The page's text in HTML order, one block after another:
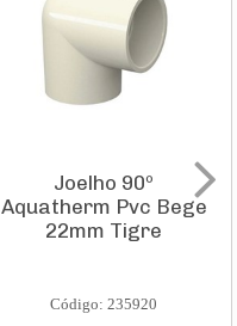
Joelho 90º
Aquatherm Pvc Bege
22mm Tigre
Código: 235920